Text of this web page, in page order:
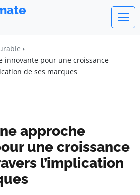
innovante pour une croissance
de ses marques
approche
une croissance
l’implication